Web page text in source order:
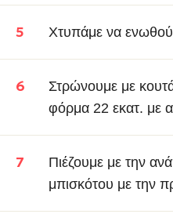
Χτυπάμε να
Στρώνουμε με
φόρμα 22 εκατ. με
Πιέζουμε με την
μπισκότου με την